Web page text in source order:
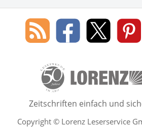
Social Media
Blog
des
Leserservice
Lorenz
Leserservice
Lorenz
50
Zeitschriften einfach und
Copyright © Lorenz Leserservice